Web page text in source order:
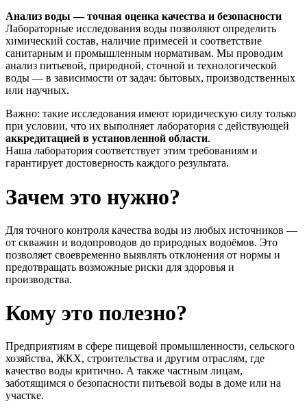
Анализ воды —точная оценка качества и безопасности
Лабораторные исследования воды позволяют определить
химический состав, наличие примесей и соответствие
санитарным и промышленным нормативам. Мы проводим
анализ питьевой, природной, сточной и технологической
воды — в зависимости от задач: бытовых, производственных
или научных.
Важно: такие исследования имеют юридическую силу только
при условии, что их выполняет лаборатория с действующей
аккредитацией в установленной области.
Наша лаборатория соответствует этим требованиям и
гарантирует достоверность каждого результата.
Зачем это нужно?
Для точного контроля качества воды из любых источников —
от скважин и водопроводов до природных водоёмов. Это
позволяет своевременно выявлять отклонения от нормы и
предотвращать возможные риски для здоровья и
производства.
Кому это полезно?
Предприятиям в сфере пищевой промышленности, сельского
хозяйства, ЖКХ, строительства и другим отраслям, где
качество воды критично. А также частным лицам,
заботящимся о безопасности питьевой воды в доме или на
участке.